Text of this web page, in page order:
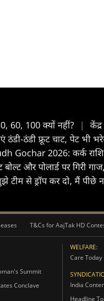
60, 100 क्यों नहीं? |
ठंडी फ्रूट चाट, पेट भी
Gochar 2026: कर्क
बोल्ट और पोलार्ड पर गिरी
टीम से ड्रॉप कर दो, मैं पीछे
T&Cs for AajTak HD
Summit
Conclave
WELFARE:
Care Today
India
Headline